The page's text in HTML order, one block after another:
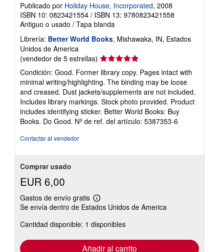
Publicado por Holiday House, Incorporated, 2008
ISBN 10: 0823421554 / ISBN 13: 9780823421558
Antiguo o usado / Tapa blanda
Librería: Better World Books, Mishawaka, IN, Estados
Unidos de America
(vendedor de 5 estrellas) Calificación
del
vendedor:
5
de
5
estrellas
Condición: Good. Former library copy. Pages intact with
minimal writing/highlighting. The binding may be loose
and creased. Dust jackets/supplements are not included.
Includes library markings. Stock photo provided. Product
includes identifying sticker. Better World Books: Buy
Books. Do Good. Nº de ref. del artículo: 5387353-6
Contactar al vendedor
Comprar usado
EUR 6,00
Gastos de envío gratis
Más
información
las
tarifas
envío
Se envía dentro de Estados Unidos de America
Cantidad disponible: 1 disponibles
Añadir al carrito